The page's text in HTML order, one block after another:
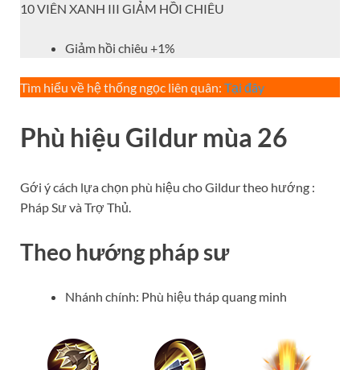
10 VIÊN XANH III GIẢM HỒI CHIÊU
Giảm hồi chiêu +1%
Tìm hiểu về hệ thống ngọc liên quân: Tại đây
Phù hiệu Gildur mùa 26
Gới ý cách lựa chọn phù hiệu cho Gildur theo hướng :
Pháp Sư và Trợ Thủ.
Theo hướng pháp sư
Nhánh chính: Phù hiệu tháp quang minh